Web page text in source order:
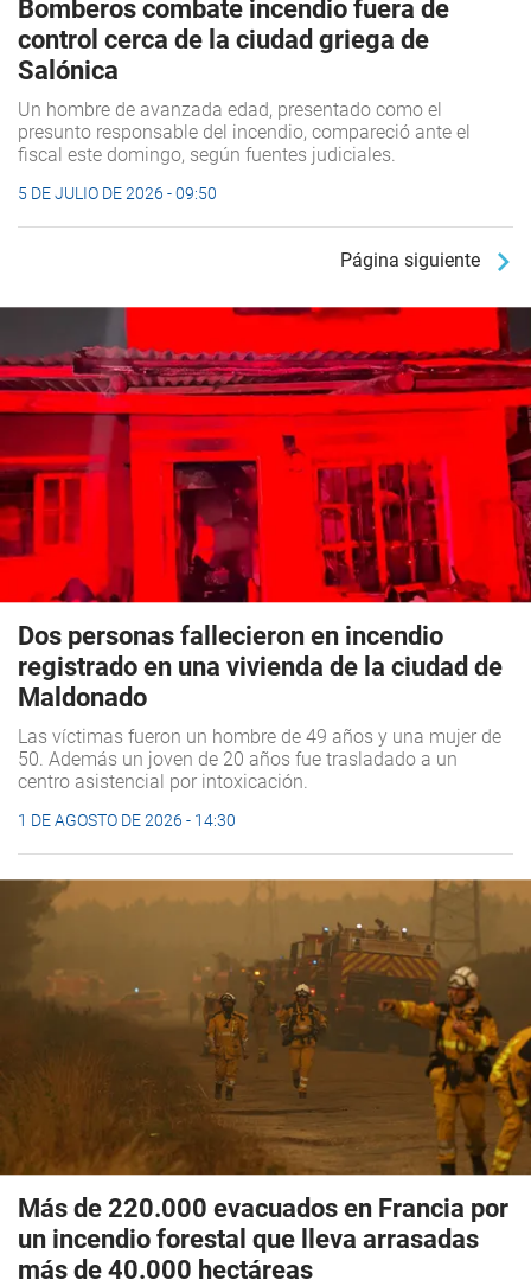
Bomberos combate incendio fuera de
control cerca de la ciudad griega de
Salónica
Un hombre de avanzada edad, presentado como el
presunto responsable del incendio, compareció ante el
fiscal este domingo, según fuentes judiciales.
5 DE JULIO DE 2026 - 09:50
Página siguiente
Dos personas fallecieron en incendio
registrado en una vivienda de la ciudad de
Maldonado
Las víctimas fueron un hombre de 49 años y una mujer de
50. Además un joven de 20 años fue trasladado a un
centro asistencial por intoxicación.
1 DE AGOSTO DE 2026 - 14:30
Más de 220.000 evacuados en Francia por
un incendio forestal que lleva arrasadas
más de 40.000 hectáreas